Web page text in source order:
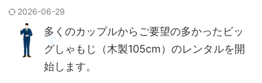
2026-06-29
多くのカップルからご要望の多かったビッ
グしゃもじ（木製105cm）のレンタルを開
始します。